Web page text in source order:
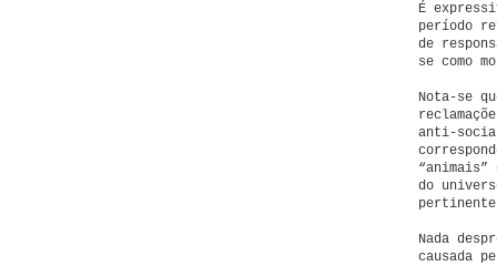
É
período
de
se como
Nota-se
anti-
“animais”
do
Nada
causada